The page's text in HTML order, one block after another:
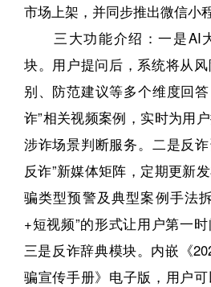
市场上架，并同步推出微信小程
三大功能介绍：一是AI
块。用户提问后，系统将从
别、防范建议等多个维度回
诈”相关视频案例，实时为用
涉诈场景判断服务。二是反
反诈”新媒体矩阵，定期更新
骗类型预警及典型案例手法
+短视频”的形式让用户第一时
三是反诈辞典模块。内嵌《
骗宣传手册》电子版，用户